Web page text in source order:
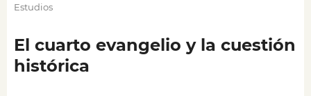
Estudios
El cuarto evangelio y la cuestión
histórica